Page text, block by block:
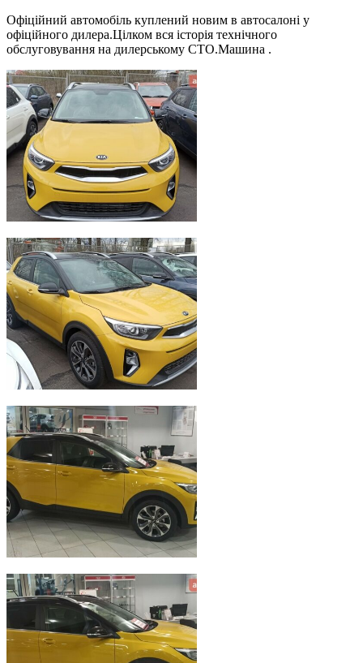
Офіційний автомобіль куплений новим в автосалоні у
офіційного дилера.Цілком вся історія технічного
обслуговування на дилерському СТО.Машина .